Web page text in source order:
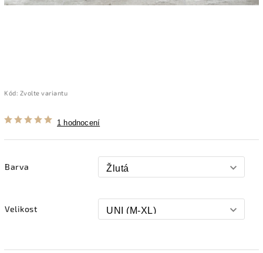
Kód: Zvolte variantu
1 hodnocení
Barva
Velikost